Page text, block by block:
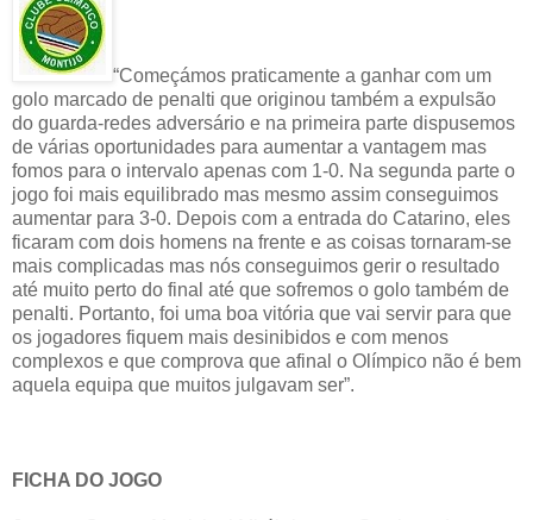
“Começámos praticamente a ganhar com um
golo marcado de penalti que originou também a expulsão
do guarda-redes adversário e na primeira parte dispusemos
de várias oportunidades para aumentar a vantagem mas
fomos para o intervalo apenas com 1-0. Na segunda parte o
jogo foi mais equilibrado mas mesmo assim conseguimos
aumentar para 3-0. Depois com a entrada do Catarino, eles
ficaram com dois homens na frente e as coisas tornaram-se
mais complicadas mas nós conseguimos gerir o resultado
até muito perto do final até que sofremos o golo também de
penalti. Portanto, foi uma boa vitória que vai servir para que
os jogadores fiquem mais desinibidos e com menos
complexos e que comprova que afinal o Olímpico não é bem
aquela equipa que muitos julgavam ser”.
FICHA DO JOGO